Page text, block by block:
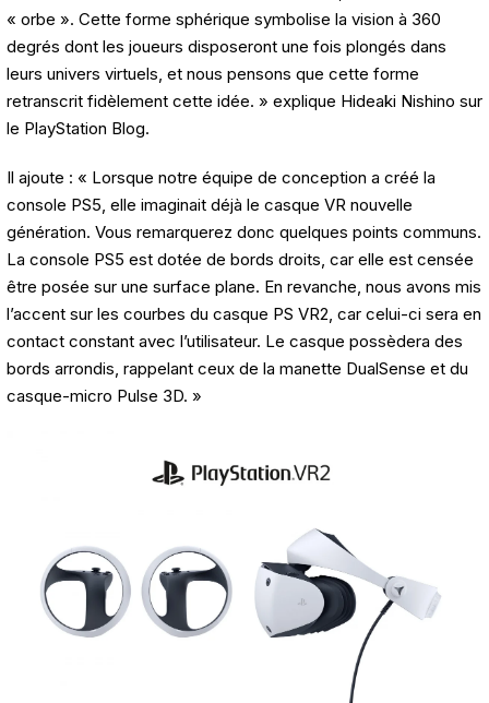
« orbe ». Cette forme sphérique symbolise la vision à 360
degrés dont les joueurs disposeront une fois plongés dans
leurs univers virtuels, et nous pensons que cette forme
retranscrit fidèlement cette idée. » explique Hideaki Nishino sur
le PlayStation Blog.
Il ajoute : « Lorsque notre équipe de conception a créé la
console PS5, elle imaginait déjà le casque VR nouvelle
génération. Vous remarquerez donc quelques points communs.
La console PS5 est dotée de bords droits, car elle est censée
être posée sur une surface plane. En revanche, nous avons mis
l’accent sur les courbes du casque PS VR2, car celui-ci sera en
contact constant avec l’utilisateur. Le casque possèdera des
bords arrondis, rappelant ceux de la manette DualSense et du
casque-micro Pulse 3D. »